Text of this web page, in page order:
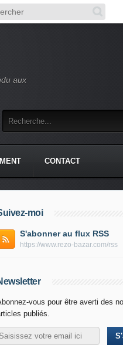
aux
CONTACT
moi
S'abonner au flux RSS
https://www.rezo-bazar.com/rss
vous pour être averti des
publiés.